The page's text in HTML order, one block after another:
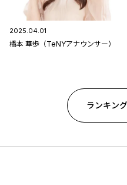
2025.04.01
橋本 華歩（TeNYアナウンサー）
ランキン